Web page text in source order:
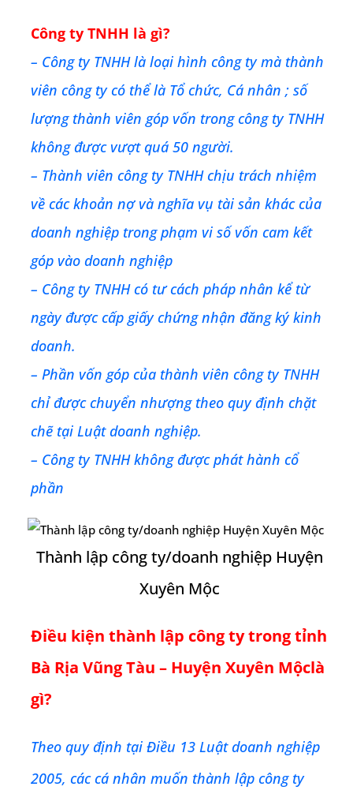
Công ty TNHH là gì?
– Công ty TNHH là loại hình công ty mà thành
viên công ty có thể là Tổ chức, Cá nhân ; số
lượng thành viên góp vốn trong công ty TNHH
không được vượt quá 50 người.
– Thành viên công ty TNHH chịu trách nhiệm
về các khoản nợ và nghĩa vụ tài sản khác của
doanh nghiệp trong phạm vi số vốn cam kết
góp vào doanh nghiệp
– Công ty TNHH có tư cách pháp nhân kể từ
ngày được cấp giấy chứng nhận đăng ký kinh
doanh.
– Phần vốn góp của thành viên công ty TNHH
chỉ được chuyển nhượng theo quy định chặt
chẽ tại Luật doanh nghiệp.
– Công ty TNHH không được phát hành cổ
phần
Thành lập công ty/doanh nghiệp Huyện
Xuyên Mộc
Điều kiện thành lập công ty trong tỉnh
Bà Rịa Vũng Tàu – Huyện Xuyên Mộclà
gì?
Theo quy định tại Điều 13 Luật doanh nghiệp
2005, các cá nhân muốn thành lập công ty